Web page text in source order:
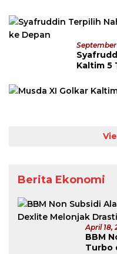
September
Kaltim 5
Berita Ekonomi
April 18,
BBM
Turbo